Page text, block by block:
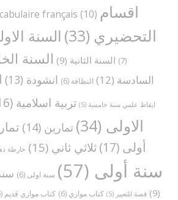
français (10) اقسام
التحضيري (33) السنة
(7)
السنة الثانية (9) السنة
السادسة (12) النظافة (6) انشودة (13)
ايقاظ علمي سنة خامسة (5) تربية اسلامية (16)
الاولى (34) تمارين (14)
أولى (17) ثلاثي ثاني (15) خارطة
سنة أولى (57) سنة اولى (6)
(9)
قصة للتعبير (5) كتاب موازي (6) كتاب موازي قديم (6)